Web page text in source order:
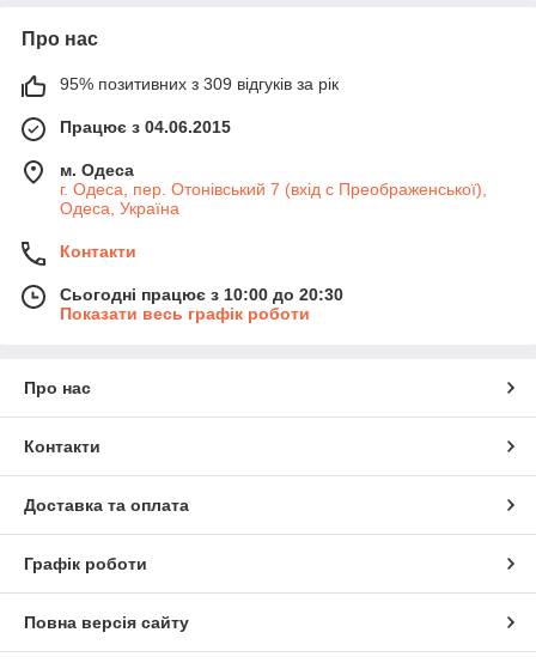
Про нас
95% позитивних з 309 відгуків за рік
Працює з 04.06.2015
м. Одеса
г. Одеса, пер. Отонівський 7 (вхід с Преображенської),
Одеса, Україна
Контакти
Сьогодні працює з 10:00 до 20:30
Показати весь графік роботи
Про нас
Контакти
Доставка та оплата
Графік роботи
Повна версія сайту